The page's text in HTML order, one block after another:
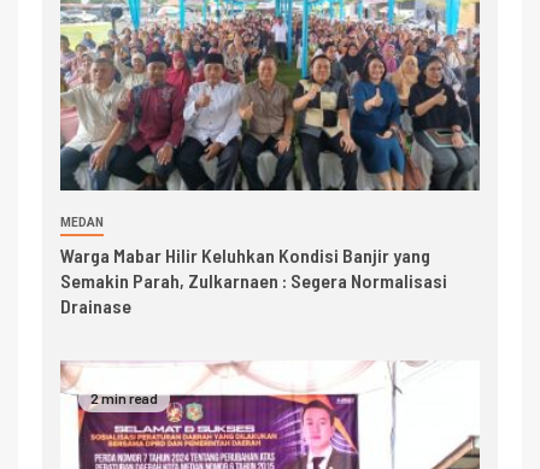
MEDAN
Warga Mabar Hilir Keluhkan Kondisi Banjir yang
Semakin Parah, Zulkarnaen : Segera Normalisasi
Drainase
2 min read